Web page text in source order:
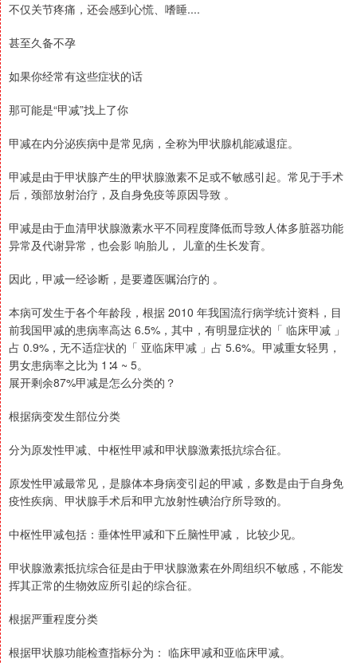
不仅关节疼痛，还会感到心慌、嗜睡....
甚至久备不孕
如果你经常有这些症状的话
那可能是“甲减”找上了你
甲减在内分泌疾病中是常见病，全称为甲状腺机能减退症。
甲减是由于甲状腺产生的甲状腺激素不足或不敏感引起。常见于手术
后，颈部放射治疗，及自身免疫等原因导致 。
甲减是由于血清甲状腺激素水平不同程度降低而导致人体多脏器功能
异常及代谢异常，也会影 响胎儿， 儿童的生长发育。
因此，甲减一经诊断，是要遵医嘱治疗的 。
本病可发生于各个年龄段，根据 2010 年我国流行病学统计资料，目
前我国甲减的患病率高达 6.5%，其中，有明显症状的「 临床甲减 」
占 0.9%，无不适症状的「 亚临床甲减 」占 5.6%。甲减重女轻男，
男女患病率之比为 1∶4 ~ 5。
展开剩余87%甲减是怎么分类的？
根据病变发生部位分类
分为原发性甲减、中枢性甲减和甲状腺激素抵抗综合征。
原发性甲减最常见，是腺体本身病变引起的甲减，多数是由于自身免
疫性疾病、甲状腺手术后和甲亢放射性碘治疗所导致的。
中枢性甲减包括：垂体性甲减和下丘脑性甲减， 比较少见。
甲状腺激素抵抗综合征是由于甲状腺激素在外周组织不敏感，不能发
挥其正常的生物效应所引起的综合征。
根据严重程度分类
根据甲状腺功能检查指标分为： 临床甲减和亚临床甲减。